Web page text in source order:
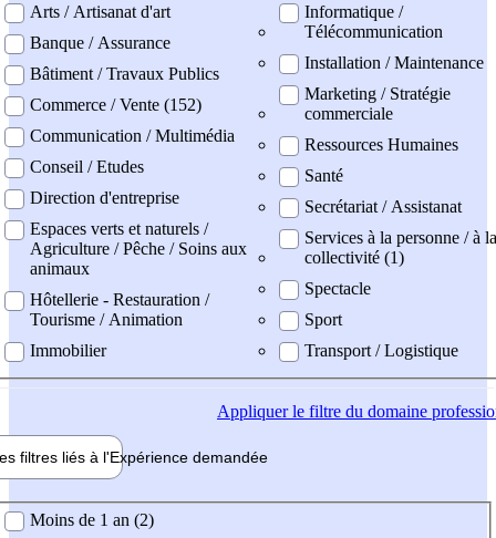
Arts / Artisanat d'art
Banque / Assurance
Bâtiment / Travaux Publics
Commerce / Vente (152)
Communication / Multimédia
Conseil / Etudes
Direction d'entreprise
Espaces verts et naturels /
Agriculture / Pêche / Soins aux
animaux
Hôtellerie - Restauration /
Tourisme / Animation
Immobilier
Informatique /
Télécommunication
Installation / Maintenance
Marketing / Stratégie
commerciale
Ressources Humaines
Santé
Secrétariat / Assistanat
Services à la personne / à la
collectivité (1)
Spectacle
Sport
Transport / Logistique
Appliquerle filtre du domaine
filtres liés à l'Expérience demandée
demandée
Moins de 1 an (2)